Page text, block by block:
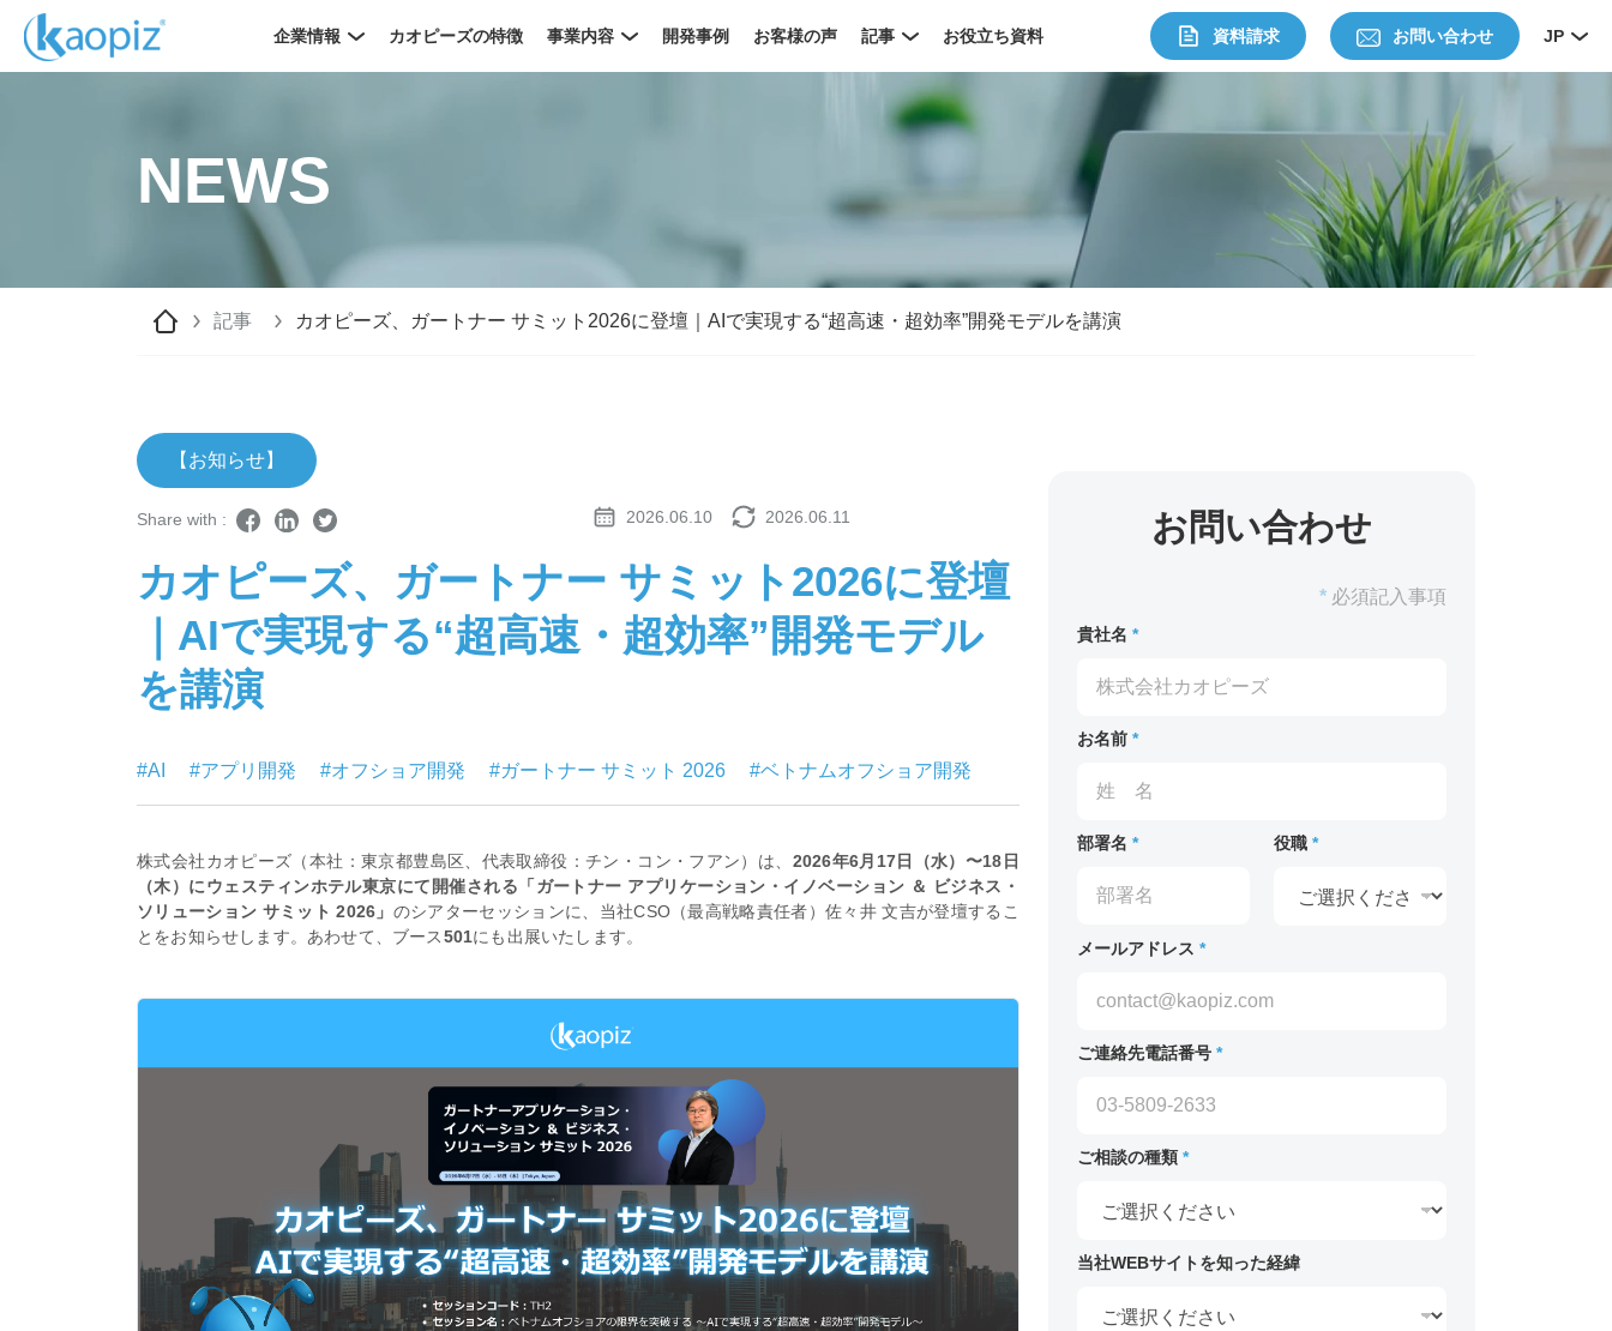
企業情報 カオピーズの特徴 事業内容 開発事例 お客様の声 記事 お役立ち資料 JP
資料請求 お問い合わせ
NEWS
記事 カオピーズ、ガートナー サミット2026に登壇｜AIで実現する“超高速・超効率”開発モデルを講演
【お知らせ】
Share with : 2026.06.10 2026.06.11
カオピーズ、ガートナー サミット2026に登壇
｜AIで実現する“超高速・超効率”開発モデル
を講演
#AI #アプリ開発 #オフショア開発 #ガートナー サミット 2026 #ベトナムオフショア開発
株式会社カオピーズ（本社：東京都豊島区、代表取締役：チン・コン・フアン）は、 2026年6月17日（水）〜18日
（木）にウェスティンホテル東京にて開催される「ガートナー アプリケーション・イノベーション ＆ ビジネス・
ソリューション サミット 2026」 のシアターセッションに、当社CSO（最高戦略責任者）佐々井 文吉が登壇するこ
とをお知らせします。あわせて、ブース501にも出展いたします。
お問い合わせ
* 必須記入事項
貴社名 *
お名前 *
部署名 * 役職 *
メールアドレス *
ご連絡先電話番号 *
ご相談の種類 *
当社WEBサイトを知った経緯